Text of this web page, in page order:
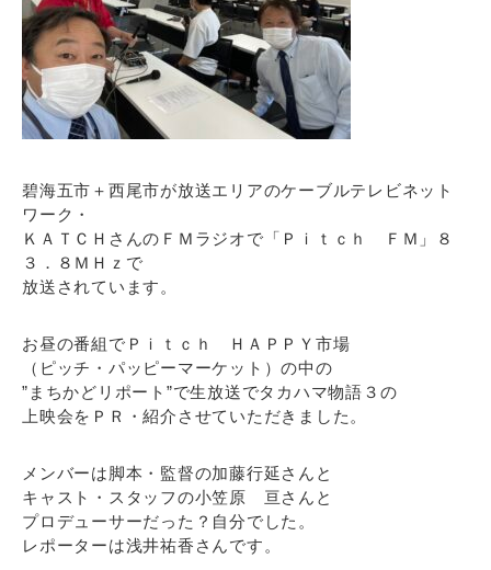
碧海五市＋西尾市が放送エリアのケーブルテレビネット
ワーク・
ＫＡＴＣＨさんのＦＭラジオで「Ｐｉｔｃｈ ＦＭ」８
３．８ＭＨｚで
放送されています。
お昼の番組でＰｉｔｃｈ ＨＡＰＰＹ市場
（ピッチ・パッピーマーケット）の中の
”まちかどリポート”で生放送でタカハマ物語３の
上映会をＰＲ・紹介させていただきました。
メンバーは脚本・監督の加藤行延さんと
キャスト・スタッフの小笠原 亘さんと
プロデューサーだった？自分でした。
レポーターは浅井祐香さんです。